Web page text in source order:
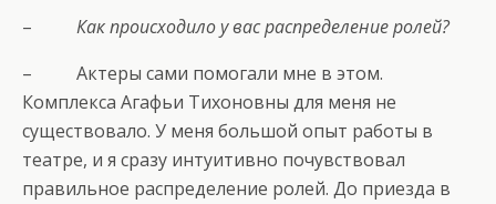
– Как происходило у вас распределение ролей?
– Актеры сами помогали мне в этом.
Комплекса Агафьи Тихоновны для меня не
существовало. У меня большой опыт работы в
театре, и я сразу интуитивно почувствовал
правильное распределение ролей. До приезда в